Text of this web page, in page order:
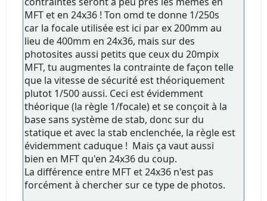
MFT et en 24x36 ! Ton omd te donne 1/250s
car la focale utilisée est ici par ex 200mm au
lieu de 400mm en 24x36, mais sur des
photosites aussi petits que ceux du 20mpix
MFT, tu augmentes la contrainte de façon telle
que la vitesse de sécurité est théoriquement
plutot 1/500 aussi. Ceci est évidemment
théorique (la règle 1/focale) et se conçoit à la
base sans système de stab, donc sur du
statique et avec la stab enclenchée, la règle est
évidemment caduque ! Mais ça vaut aussi
bien en MFT qu'en 24x36 du coup.
La différence entre MFT et 24x36 n'est pas
forcément à chercher sur ce type de photos.